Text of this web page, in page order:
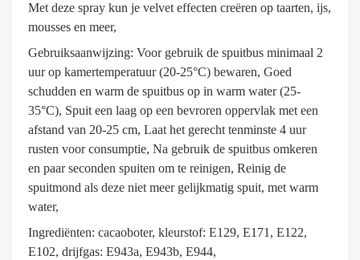
Met deze spray kun je velvet effecten creëren op taarten, ijs,
mousses en meer,
Gebruiksaanwijzing: Voor gebruik de spuitbus minimaal 2
uur op kamertemperatuur (20-25°C) bewaren, Goed
schudden en warm de spuitbus op in warm water (25-
35°C), Spuit een laag op een bevroren oppervlak met een
afstand van 20-25 cm, Laat het gerecht tenminste 4 uur
rusten voor consumptie, Na gebruik de spuitbus omkeren
en paar seconden spuiten om te reinigen, Reinig de
spuitmond als deze niet meer gelijkmatig spuit, met warm
water,
Ingrediënten: cacaoboter, kleurstof: E129, E171, E122,
E102, drijfgas: E943a, E943b, E944,